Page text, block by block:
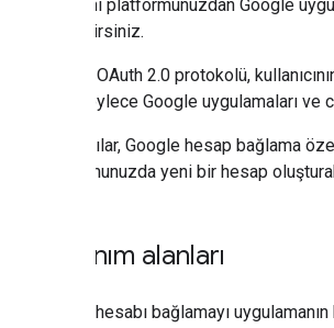
verilerini platformunuzdan Google
seçebilirsiniz.
Güvenli OAuth 2.0 protokolü,
tanır. Böylece Google uygulamaları
Kullanıcılar, Google hesap bağlama
platformunuzda yeni bir hesap
Kullanım alanları
Google hesabı bağlamayı